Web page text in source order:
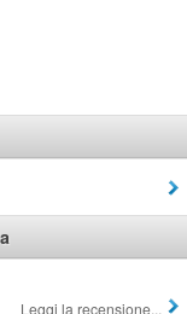
Leggi la recensione...